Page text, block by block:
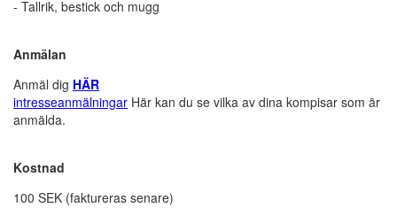
- Tallrik, bestick och mugg
Anmälan
Anmäl dig HÄR
intresseanmälningar Här kan du se vilka av dina kompisar som är
anmälda.
Kostnad
100 SEK (faktureras senare)